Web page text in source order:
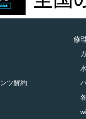
ツ解約
修